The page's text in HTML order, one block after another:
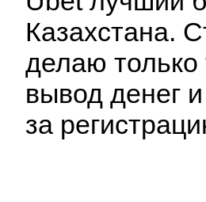
Казахстана.
делаю
вывод денег
за